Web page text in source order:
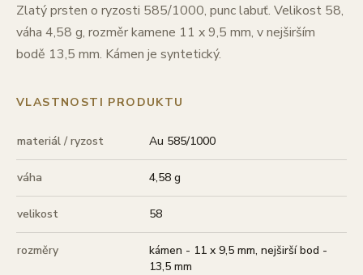
Zlatý prsten o ryzosti 585/1000, punc labuť. Velikost 58,
váha 4,58 g, rozměr kamene 11 x 9,5 mm, v nejširším
bodě 13,5 mm. Kámen je syntetický.
VLASTNOSTI PRODUKTU
materiál / ryzost Au 585/1000
váha 4,58 g
velikost 58
rozměry
kámen - 11 x 9,5 mm, nejširší bod -
13,5 mm